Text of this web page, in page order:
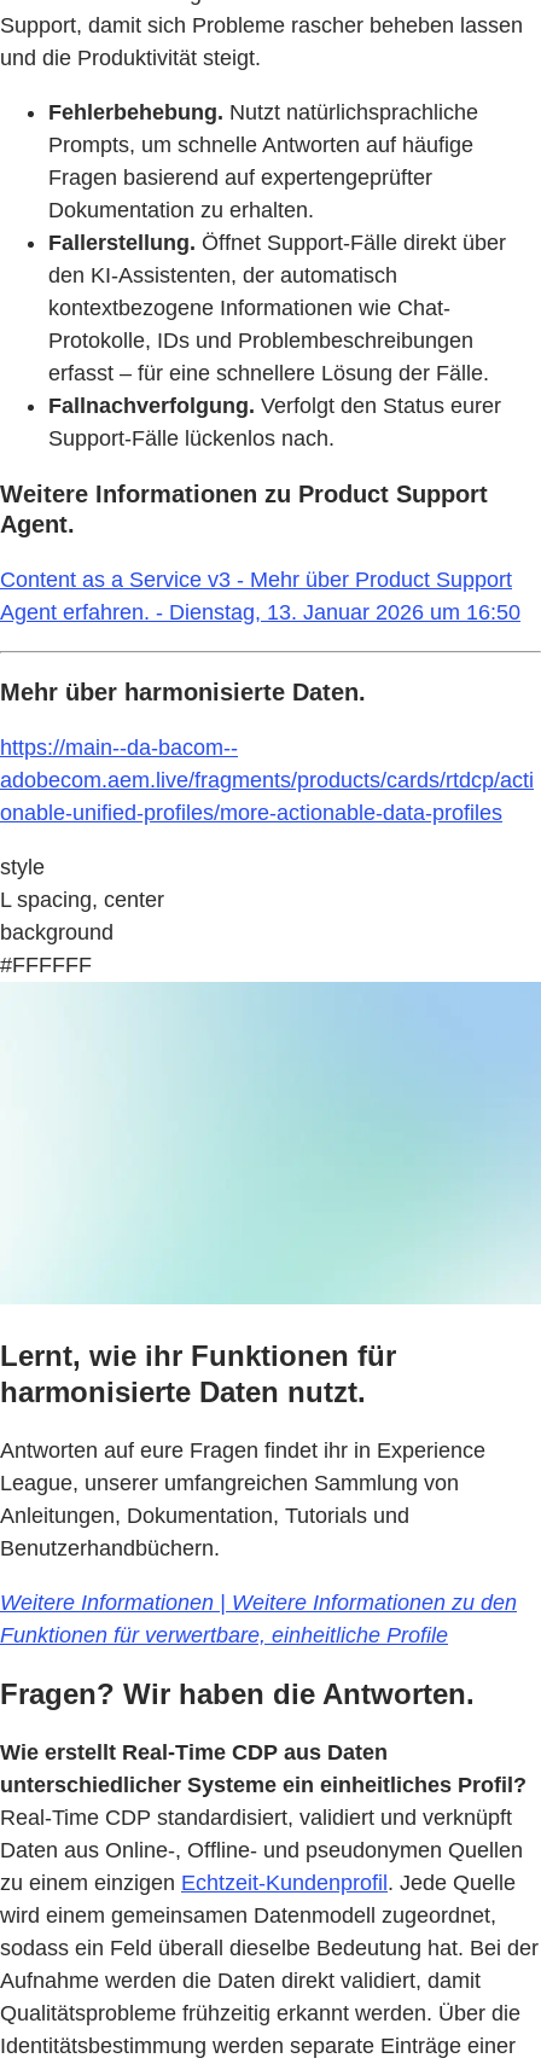
Support, damit sich Probleme rascher beheben lassen
und die Produktivität steigt.
Fehlerbehebung. Nutzt natürlichsprachliche
Prompts, um schnelle Antworten auf häufige
Fragen basierend auf expertengeprüfter
Dokumentation zu erhalten.
Fallerstellung. Öffnet Support-Fälle direkt über
den KI-Assistenten, der automatisch
kontextbezogene Informationen wie Chat-
Protokolle, IDs und Problembeschreibungen
erfasst – für eine schnellere Lösung der Fälle.
Fallnachverfolgung. Verfolgt den Status eurer
Support-Fälle lückenlos nach.
Weitere Informationen zu Product Support
Agent.
Content as a Service v3 - Mehr über Product Support
Agent erfahren. - Dienstag, 13. Januar 2026 um 16:50
Mehr über harmonisierte Daten.
https://main--da-bacom--
adobecom.aem.live/fragments/products/cards/rtdcp/acti
onable-unified-profiles/more-actionable-data-profiles
style
L spacing, center
background
#FFFFFF
Lernt, wie ihr Funktionen für
harmonisierte Daten nutzt.
Antworten auf eure Fragen findet ihr in Experience
League, unserer umfangreichen Sammlung von
Anleitungen, Dokumentation, Tutorials und
Benutzerhandbüchern.
Weitere Informationen | Weitere Informationen zu den
Funktionen für verwertbare, einheitliche Profile
Fragen? Wir haben die Antworten.
Wie erstellt Real-Time CDP aus Daten
unterschiedlicher Systeme ein einheitliches Profil?
Real-Time CDP standardisiert, validiert und verknüpft
Daten aus Online-, Offline- und pseudonymen Quellen
zu einem einzigen Echtzeit-Kundenprofil. Jede Quelle
wird einem gemeinsamen Datenmodell zugeordnet,
sodass ein Feld überall dieselbe Bedeutung hat. Bei der
Aufnahme werden die Daten direkt validiert, damit
Qualitätsprobleme frühzeitig erkannt werden. Über die
Identitätsbestimmung werden separate Einträge einer